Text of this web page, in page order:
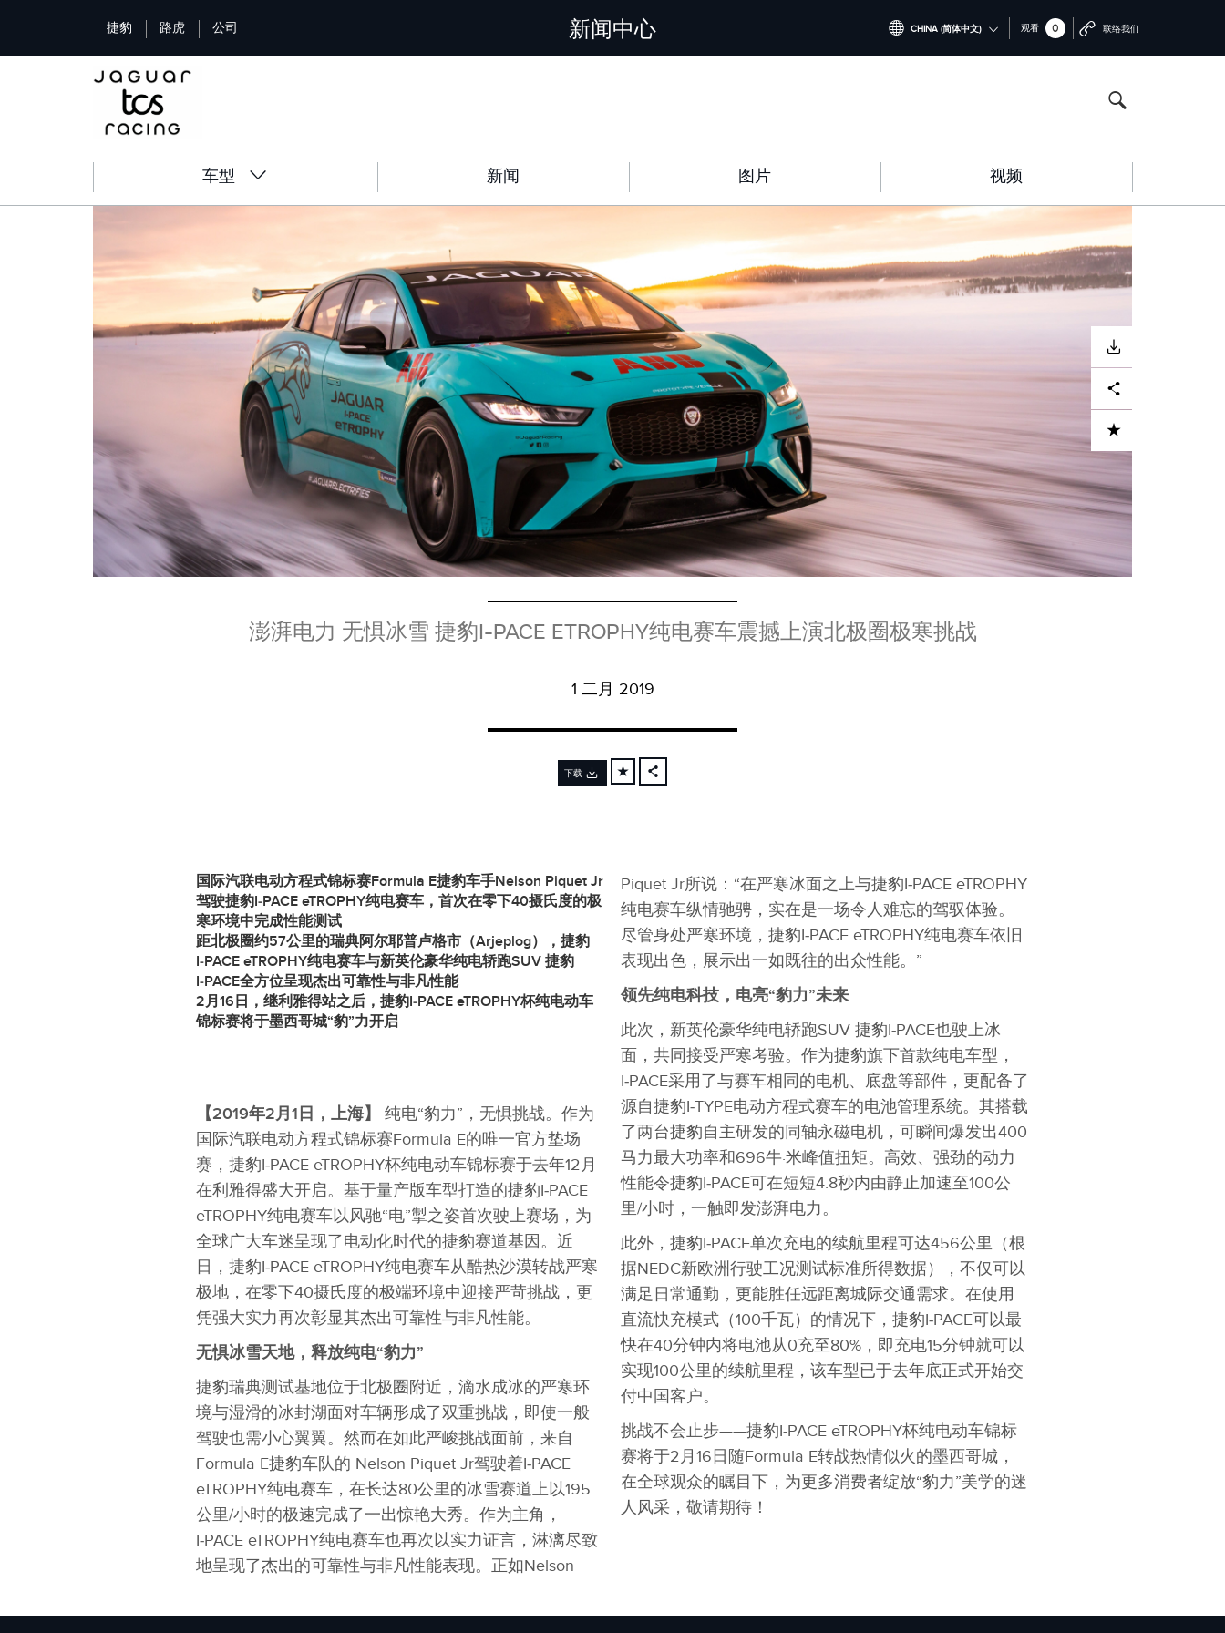
i
n
捷豹 路虎 公司 新闻中心 CHINA (简体中文)
SPAIN (ESPAÑOL)
观看 0 联络我们
车型 新闻 图片 视频
Image
ADD TO CART
Facebook LinkedInShare
澎湃电力 无惧冰雪 捷豹I-PACE ETROPHY纯电赛车震撼上演北极圈极寒挑战
1 二月 2019
下载
国际汽联电动方程式锦标赛Formula E捷豹车手Nelson Piquet Jr
驾驶捷豹I‑PACE eTROPHY纯电赛车，首次在零下40摄氏度的极
寒环境中完成性能测试
距北极圈约57公里的瑞典阿尔耶普卢格市（Arjeplog），捷豹
I‑PACE eTROPHY纯电赛车与新英伦豪华纯电轿跑SUV 捷豹
I‑PACE全方位呈现杰出可靠性与非凡性能
2月16 日，继利雅得站之后，捷豹I‑PACE eTROPHY杯纯电动车
锦标赛将于墨西哥城“豹”力开启
【2019年2月 1 日，上海】
纯电“豹力”，无惧挑战。作为
国际汽联电动方程式锦标赛Formula E的唯一官方垫场
赛，捷豹I‑PACE eTROPHY杯纯电动车锦标赛于去年12月
在利雅得盛大开启。基于量产版车型打造的捷豹I‑PACE
eTROPHY纯电赛车以风驰“电”掣之姿首次驶上赛场，为
全球广大车迷呈现了电动化时代的捷豹赛道基因。近
日，捷豹I‑PACE eTROPHY纯电赛车从酷热沙漠转战严寒
极地，在零下40摄氏度的极端环境中迎接严苛挑战，更
凭强大实力再次彰显其杰出可靠性与非凡性能。
无惧冰雪天地，释放纯电“豹力”
捷豹瑞典测试基地位于北极圈附近，滴水成冰的严寒环
境与湿滑的冰封湖面对车辆形成了双重挑战，即使一般
驾驶也需小心翼翼。然而在如此严峻挑战面前，来自
Formula E捷豹车队的 Nelson Piquet Jr驾驶着I‑PACE
eTROPHY纯电赛车，在长达80公里的冰雪赛道上以195
公里/小时的极速完成了一出惊艳大秀。作为主角，
I‑PACE eTROPHY纯电赛车也再次以实力证言，淋漓尽致
地呈现了杰出的可靠性与非凡性能表现。正如Nelson
Piquet Jr所说：“在严寒冰面之上与捷豹I‑PACE eTROPHY
纯电赛车纵情驰骋，实在是一场令人难忘的驾驭体验。
尽管身处严寒环境，捷豹I‑PACE eTROPHY纯电赛车依旧
表现出色，展示出一如既往的出众性能。”
领先纯电科技，电亮“豹力”未来
此次，新英伦豪华纯电轿跑SUV 捷豹I‑PACE也驶上冰
面，共同接受严寒考验。作为捷豹旗下首款纯电车型，
I‑PACE采用了与赛车相同的电机、底盘等部件，更配备了
源自捷豹I‑TYPE电动方程式赛车的电池管理系统。其搭载
了两台捷豹自主研发的同轴永磁电机，可瞬间爆发出400
马力最大功率和696牛·米峰值扭矩。高效、强劲的动力
性能令捷豹I‑PACE可在短短4.8秒内由静止加速至100公
里/小时，一触即发澎湃电力。
此外，捷豹I‑PACE单次充电的续航里程可达456公里（根
据NEDC新欧洲行驶工况测试标准所得数据），不仅可以
满足日常通勤，更能胜任远距离城际交通需求。在使用
直流快充模式（100千瓦）的情况下，捷豹I‑PACE可以最
快在40分钟内将电池从0充至80%，即充电15分钟就可以
实现100公里的续航里程，该车型已于去年底正式开始交
付中国客户。
挑战不会止步——捷豹I‑PACE eTROPHY杯纯电动车锦标
赛将于2月16日随Formula E转战热情似火的墨西哥城，
在全球观众的瞩目下，为更多消费者绽放“豹力”美学的迷
人风采，敬请期待！